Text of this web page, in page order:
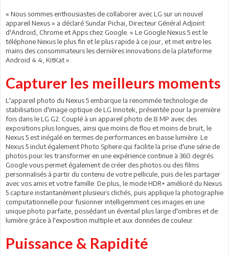
« Nous sommes enthousiastes de collaborer avec LG sur un nouvel
appareil Nexus » a déclaré Sundar Pichai, Directeur Général Adjoint
d'Android, Chrome et Apps chez Google. « Le Google Nexus 5 est le
téléphone Nexus le plus fin et le plus rapide à ce jour, et met entre les
mains des consommateurs les dernières innovations de la plateforme
Android 4.4, KitKat ».
Capturer les meilleurs moments
L'appareil photo du Nexus 5 embarque la renommée technologie de
stabilisation d'image optique de LG Innotek, présentée pour la première
fois dans le LG G2. Couplé à un appareil photo de 8 MP avec des
expositions plus longues, ainsi que moins de flou et moins de bruit, le
Nexus 5 est inégalé en termes de performances en basse lumière. Le
Nexus 5 inclut également Photo Sphere qui facilite la prise d'une série de
photos pour les transformer en une expérience continue à 360 degrés.
Google vous permet également de créer des photos ou des films
personnalisés à partir du contenu de votre pellicule, puis de les partager
avec vos amis et votre famille. De plus, le mode HDR+ amélioré du Nexus
5 capture instantanément plusieurs clichés, puis applique la photographie
computationnelle pour fusionner intelligemment ces images en une
unique photo parfaite, possédant un éventail plus large d'ombres et de
lumière grâce à l'exposition multiple et aux données de couleur.
Puissance & Rapidité